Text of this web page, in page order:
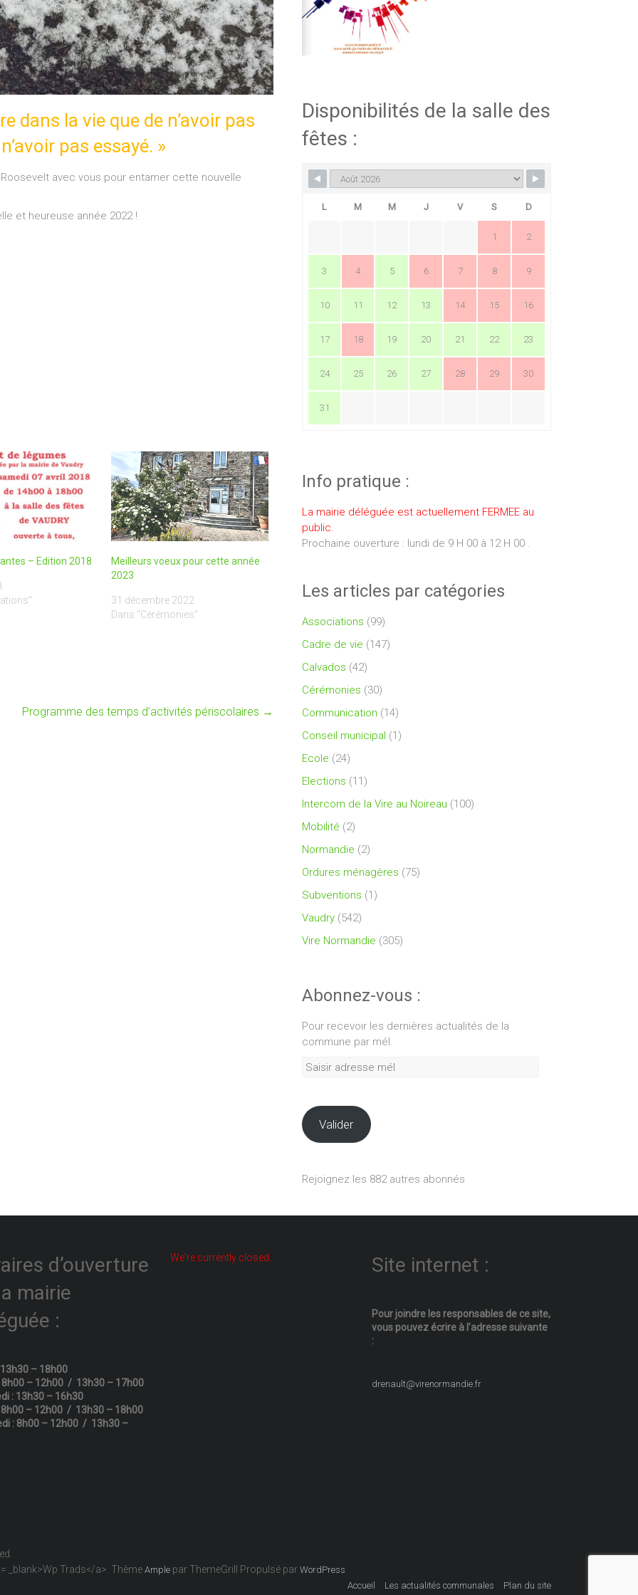
dans la vie que de n’avoir pas
pas essayé. »
avec vous pour entamer cette nouvelle
et heureuse année 2022 !
– Edition 2018
Meilleurs voeux pour cette année
2023
31 décembre 2022
Dans "Cérémonies"
Programme des temps d’activités périscolaires →
Disponibilités de la salle des
fêtes :
L M M J V S D
1 2
3 4 5 6 7 8 9
10 11 12 13 14 15 16
17 18 19 20 21 22 23
24 25 26 27 28 29 30
31
Info pratique :
La mairie déléguée est actuellement FERMEE au
public.
Prochaine ouverture : lundi de 9 H 00 à 12 H 00 .
Les articles par catégories
Associations (99)
Cadre de vie (147)
Calvados (42)
Cérémonies (30)
Communication (14)
Conseil municipal (1)
Ecole (24)
Elections (11)
Intercom de la Vire au Noireau (100)
Mobilité (2)
Normandie (2)
Ordures ménagères (75)
Subventions (1)
Vaudry (542)
Vire Normandie (305)
Abonnez-vous :
Pour recevoir les dernières actualités de la
commune par mél.
Saisir
Valider
Rejoignez les 882 autres abonnés
d’ouverture
mairie
:
13h30 – 18h00
8h00 – 12h00 / 13h30 – 17h00
: 13h30 – 16h30
8h00 – 12h00 / 13h30 – 18h00
: 8h00 – 12h00 / 13h30 –
We're currently closed. Site internet :
Pour joindre les responsables de ce site,
vous pouvez écrire à l’adresse suivante
:
drenault@virenormandie.fr
_blank>Wp Trads</a>. Thème Ample par ThemeGrill Propulsé par WordPress
Accueil
Les actualités communales Plan du site